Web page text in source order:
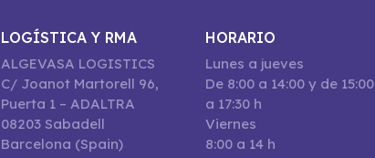
LOGÍSTICA Y RMA
ALGEVASA LOGISTICS
C/ Joanot Martorell 96,
Puerta 1 – ADALTRA
08203 Sabadell
Barcelona (Spain)
HORARIO
Lunes a jueves
De 8:00 a 14:00 y de 15:00
a 17:30 h
Viernes
8:00 a 14 h